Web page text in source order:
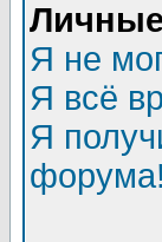
Я не
Я всё
Я
форума!